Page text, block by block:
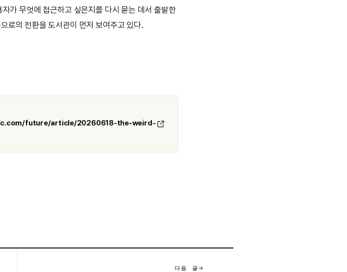
가 무엇에 접근하고 싶은지를 다시 묻는 데서 출발한
로의 전환을 도서관이 먼저 보여주고 있다.
future/article/20260618-the-weird-
다음 글